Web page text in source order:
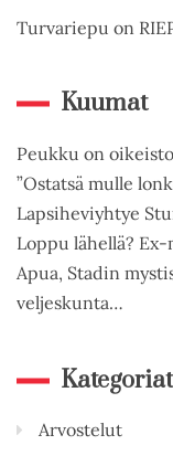
Turvariepu on
Kuumat
Peukku on
”Ostatsä mulle
Lapsiheviyhtye
Loppu lähellä?
Apua, Stadin
veljeskunta…
Kategoriat
Arvostelut